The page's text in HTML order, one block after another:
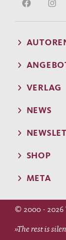
VERLAG
NEWS
SHOP
META
© 2000 - 2026
»The rest is